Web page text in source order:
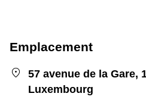
Emplacement
57 avenue de la Gare,
Luxembourg